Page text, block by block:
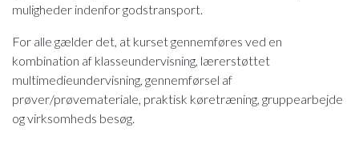
muligheder indenfor godstransport.
For alle gælder det, at kurset gennemføres ved en
kombination af klasseundervisning, lærerstøttet
multimedieundervisning, gennemførsel af
prøver/prøvemateriale, praktisk køretræning, gruppearbejde
og virksomheds besøg.